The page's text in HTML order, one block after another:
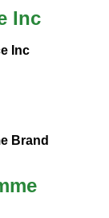
Inc
Inc
Brand